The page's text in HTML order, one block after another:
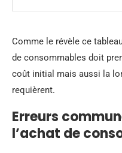
Comme le révèle ce
de consommables doit
coût initial mais aussi la
requièrent.
Erreurs
l’achat de